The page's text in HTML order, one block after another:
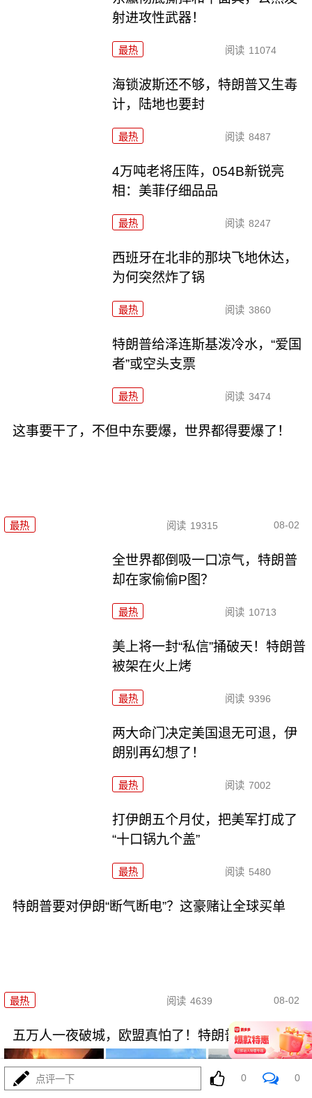
射进攻性武器！
最热 阅读 11074
海锁波斯还不够，特朗普又生毒
计，陆地也要封
最热 阅读 8487
4万吨老将压阵，054B新锐亮
相：美菲仔细品品
最热 阅读 8247
西班牙在北非的那块飞地休达，
为何突然炸了锅
最热 阅读 3860
特朗普给泽连斯基泼冷水，“爱国
者”或空头支票
最热 阅读 3474
这事要干了，不但中东要爆，世界都得要爆了！
最热 阅读 19315 08-02
全世界都倒吸一口凉气，特朗普
却在家偷偷P图？
最热 阅读 10713
美上将一封“私信”捅破天！特朗普
被架在火上烤
最热 阅读 9396
两大命门决定美国退无可退，伊
朗别再幻想了！
最热 阅读 7002
打伊朗五个月仗，把美军打成了
“十口锅九个盖”
最热 阅读 5480
特朗普要对伊朗“断气断电”？这豪赌让全球买单
最热 阅读 4639 08-02
五万人一夜破城，欧盟真怕了！特朗普拿美国说事
点评一下 0 0